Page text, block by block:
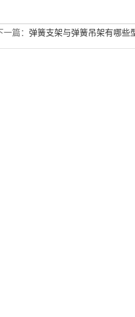
一篇： 弹簧支架与弹簧吊架有哪些